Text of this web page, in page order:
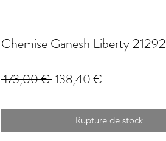
Chemise Ganesh Liberty 21292
173,00 € Prix
138,40 €
Rupture de stock